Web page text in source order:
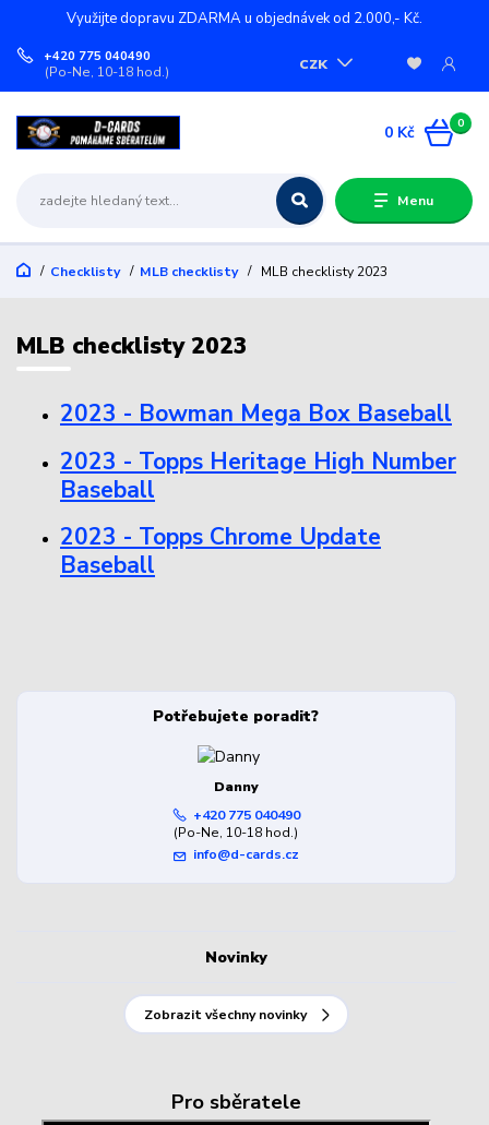
Využijte dopravu ZDARMA u objednávek od 2.000,- Kč.
Menu
CZK
+420 775 040490
(Po-Ne, 10-18 hod.)
0
0 Kč
Checklisty MLB checklisty MLB checklisty 2023
MLB checklisty 2023
2023 - Bowman Mega Box Baseball
2023 - Topps Heritage High Number
Baseball
2023 - Topps Chrome Update
Baseball
Potřebujete poradit?
Danny
+420 775 040490
(Po-Ne, 10-18 hod.)
info@d-cards.cz
Novinky
Zobrazit všechny novinky
Pro sběratele